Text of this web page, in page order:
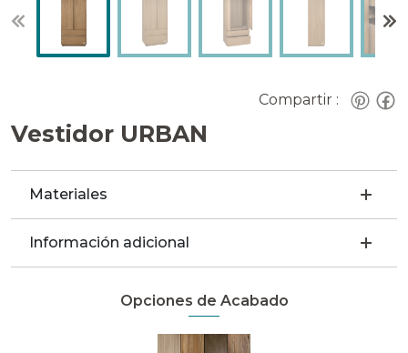
Compartir :
Vestidor URBAN
Materiales
Información adicional
Opciones de Acabado